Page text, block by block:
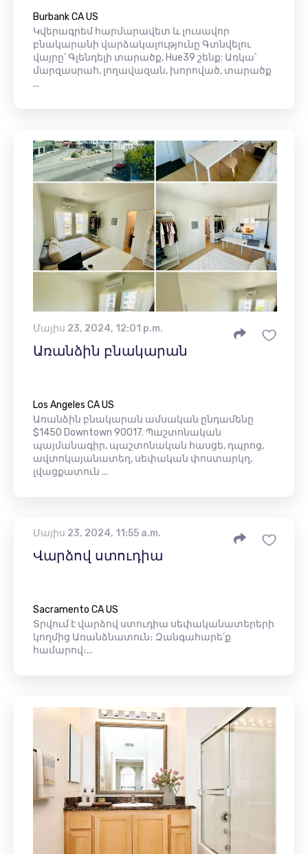
Burbank CA US
Կվերագրեմ հարմարավետ և լուսավոր
բնակարանի վարձակալությունը Գտնվելու
վայրը՝ Գլենդելի տարածք, Hue39 շենք: Առկա՝
մարզասրահ, լողավազան, խորոված, տարածք
...
Մայիս 23, 2024, 12:01 p.m.
Առանձին բնակարան
Los Angeles CA US
Առանձին բնակարան ամսական ընդամենը
$1450 Downtown 90017. Պաշտոնական
պայմանագիր, պաշտոնական հասցե, դպրոց,
ավտոկայանատեղ, սեփական փոստարկղ,
լվացքատուն ...
Մայիս 23, 2024, 11:55 a.m.
Վարձով ստուդիա
Sacramento CA US
Տրվում է վարձով ստուդիա սեփականատերերի
կողմից Առանձնատուն։ Զանգահարե՛ք
համարով։...